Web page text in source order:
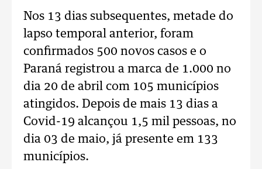
Nos 13 dias subsequentes, metade do
lapso temporal anterior, foram
confirmados 500 novos casos e o
Paraná registrou a marca de 1.000 no
dia 20 de abril com 105 municípios
atingidos. Depois de mais 13 dias a
Covid-19 alcançou 1,5 mil pessoas, no
dia 03 de maio, já presente em 133
municípios.